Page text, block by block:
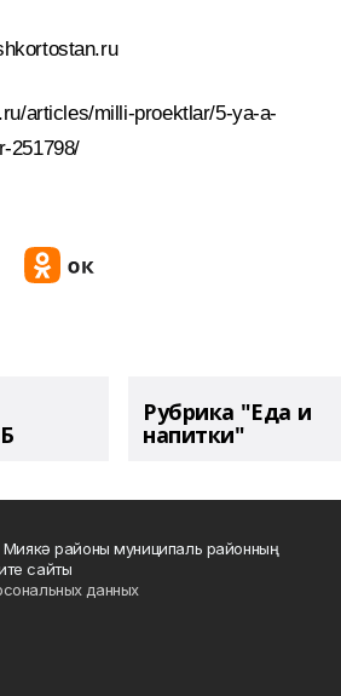
articles/milli-proektlar/5-ya-a-
251798/
Рубрика "Еда и
напитки"
районы муниципаль районның
сайты
данных